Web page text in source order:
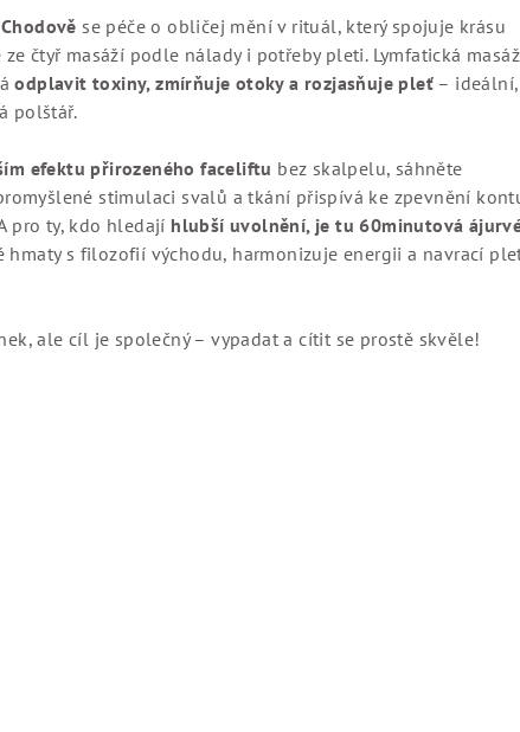
se péče o obličej mění v rituál, který spojuje krásu
čtyř masáží podle nálady i potřeby pleti. Lymfatická masáž
odplavit toxiny, zmírňuje otoky a rozjasňuje pleť –
polštář.
efektu přirozeného faceliftu bez skalpelu, sáhněte
stimulaci svalů a tkání přispívá ke zpevnění
pro ty, kdo hledají hlubší uvolnění, je tu 60minutová
hmaty s filozofií východu, harmonizuje energii a navrací
ale cíl je společný – vypadat a cítit se prostě skvěle!